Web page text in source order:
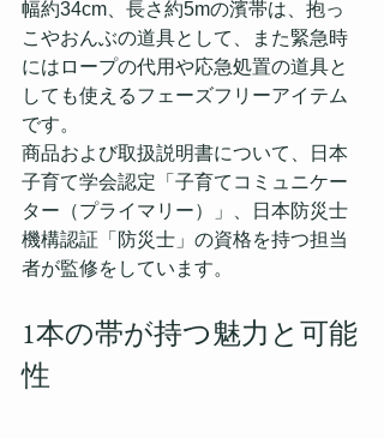
幅約34cm、長さ約5mの濱帯は、抱っ
こやおんぶの道具として、また緊急時
にはロープの代用や応急処置の道具と
しても使えるフェーズフリーアイテム
です。
商品および取扱説明書について、日本
子育て学会認定「子育てコミュニケー
ター（プライマリー）」、日本防災士
機構認証「防災士」の資格を持つ担当
者が監修をしています。
1本の帯が持つ魅力と可能
性